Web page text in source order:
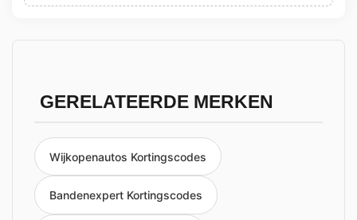
GERELATEERDE MERKEN
Wijkopenautos Kortingscodes
Bandenexpert Kortingscodes